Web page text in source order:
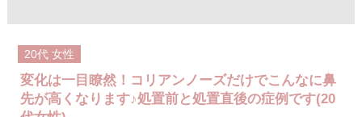
って最適なものが異なります。診察時に医師とご相談いただきお選びいた
だけます。
リスク、副作用：腫れ、赤み、内出血、痛み、突っ張り感などが生じるこ
とがございます。また、稀にアレルギー、細菌感染症、血管閉塞などが生
じることがございます。注入箇所を強く刺激するようなマッサージは1〜2
週間ほどお控えください。
20代 女性
変化は一目瞭然！コリアンノーズだけでこんなに鼻
先が高くなります♪処置前と処置直後の症例です(20